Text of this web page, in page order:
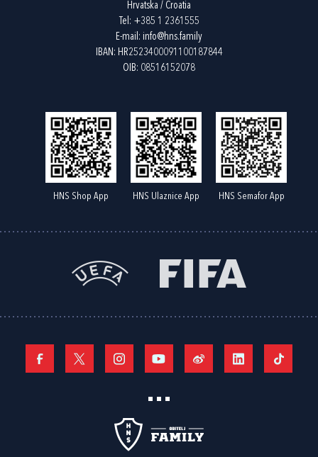
Hrvatska / Croatia
Tel: +385 1 2361555
E-mail: info@hns.family
IBAN: HR2523400091100187844
OIB: 08516152078
HNS Shop App HNS Ulaznice App HNS Semafor App